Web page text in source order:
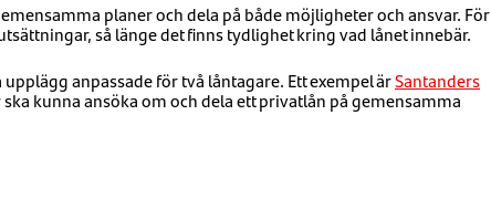
planer och dela på både möjligheter och ansvar. För
så länge det finns tydlighet kring vad lånet innebär.
anpassade för två låntagare. Ett exempel ärSantanders
kunna ansöka om och dela ett privatlån på gemensamma